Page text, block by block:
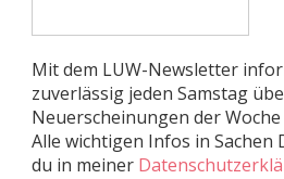
Mit dem LUW-Newsletter
zuverlässig jeden Samstag
Neuerscheinungen der Woche
Alle wichtigen Infos in Sachen
du in meiner